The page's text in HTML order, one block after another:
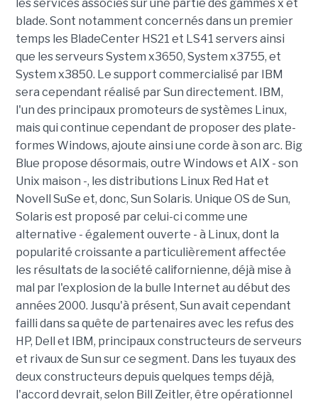
les services associés sur une partie des gammes x et
blade. Sont notamment concernés dans un premier
temps les BladeCenter HS21 et LS41 servers ainsi
que les serveurs System x3650, System x3755, et
System x3850. Le support commercialisé par IBM
sera cependant réalisé par Sun directement. IBM,
l'un des principaux promoteurs de systèmes Linux,
mais qui continue cependant de proposer des plate-
formes Windows, ajoute ainsi une corde à son arc. Big
Blue propose désormais, outre Windows et AIX - son
Unix maison -, les distributions Linux Red Hat et
Novell SuSe et, donc, Sun Solaris. Unique OS de Sun,
Solaris est proposé par celui-ci comme une
alternative - également ouverte - à Linux, dont la
popularité croissante a particulièrement affectée
les résultats de la société californienne, déjà mise à
mal par l'explosion de la bulle Internet au début des
années 2000. Jusqu'à présent, Sun avait cependant
failli dans sa quête de partenaires avec les refus des
HP, Dell et IBM, principaux constructeurs de serveurs
et rivaux de Sun sur ce segment. Dans les tuyaux des
deux constructeurs depuis quelques temps déjà,
l'accord devrait, selon Bill Zeitler, être opérationnel